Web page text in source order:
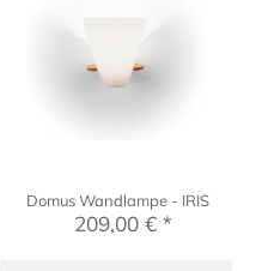
Domus Wandlampe - IRIS
209,00 € *